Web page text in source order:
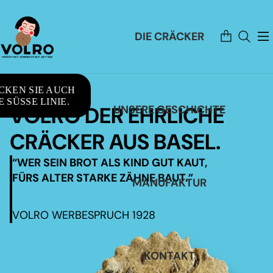
DIE CRÄCKER
UNSERE GESCHICHTE
MANUFAKTUR
KONTAKT
Artikel
im
Warenkorb
SIE AUCH
SÜSSE LINIE.
VOLRO DER EHRLICHE
CRÄCKER AUS BASEL.
“WER SEIN BROT ALS KIND GUT KAUT,
FÜRS ALTER STARKE ZÄHNE BAUT.”
VOLRO WERBESPRUCH 1928